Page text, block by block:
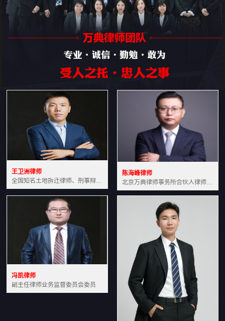
王卫洲律师
全国知名土地拆迁律师、刑事辩护律师北京万典律师事务所主任中国法学会会员北京市行政法研究会理事
陈海峰律师
北京万典律师事务所合伙人律师土地房产专业资深律师
冯凯律师
副主任律师业务监督委员会委员